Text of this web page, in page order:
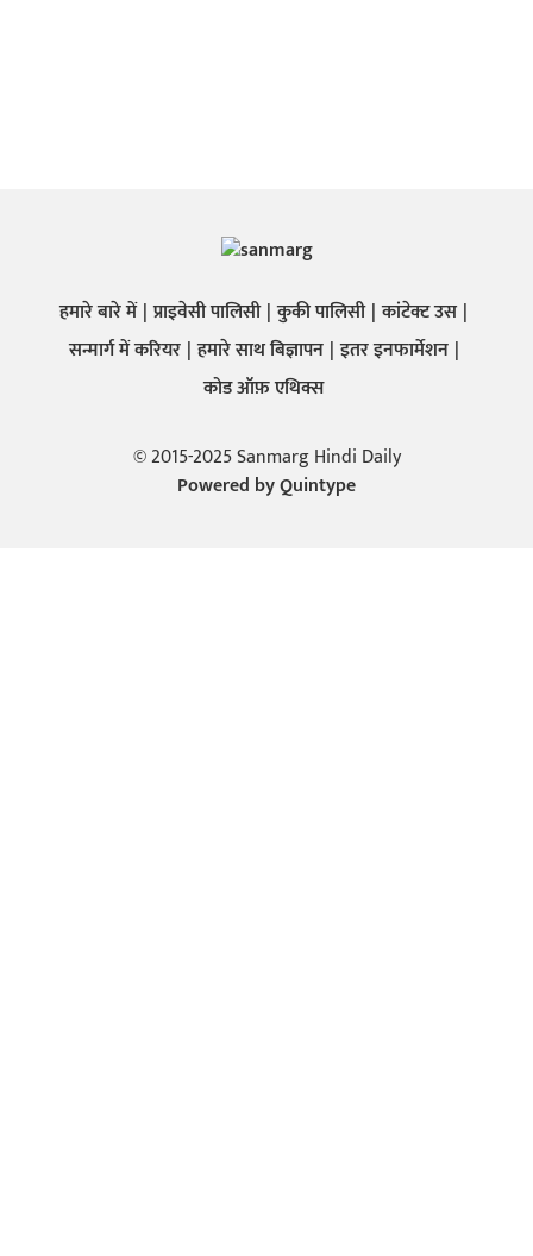
हमारे बारे में प्राइवेसी पालिसी कुकी पालिसी कांटेक्ट उस
सन्मार्ग में करियर हमारे साथ बिज्ञापन इतर इनफार्मेशन
कोड ऑफ़ एथिक्स
© 2015-2025 Sanmarg Hindi Daily
Powered byQuintype